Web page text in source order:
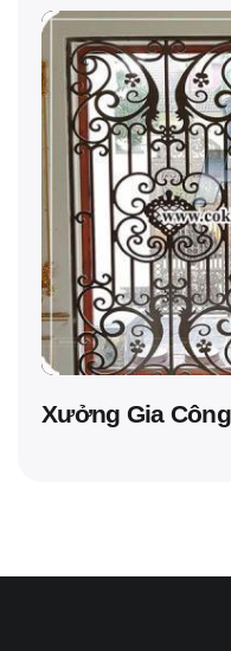
Xưởng Gia